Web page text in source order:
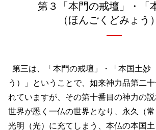
第３「本門の戒壇」・「
（ほんごくどみょう
第三は、「本門の戒壇」・「本国土妙
う）」ということで、如来神力品第二
れていますが、その第十番目の神力の
世界が悉く一仏の世界となり、永久（
光明（光）に充てしまう、本仏の本国